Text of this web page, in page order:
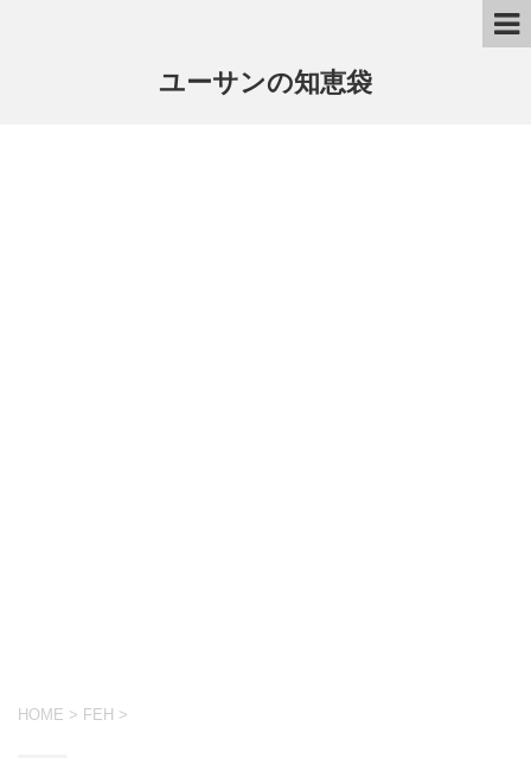
ユーサンの知恵袋
HOME > FEH >